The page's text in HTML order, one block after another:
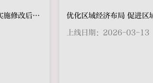
以改革精神和严的标准贯彻实施修改后的监察法：监察法修改的基本原理（1）